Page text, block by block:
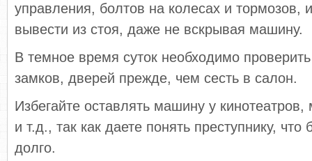
управления, болтов на колесах и тормозов,
вывести из стоя, даже не вскрывая машину.
В темное время суток необходимо
замков, дверей прежде, чем сесть в салон.
Избегайте оставлять машину у кинотеатров,
и т.д., так как даете понять преступнику, что
долго.